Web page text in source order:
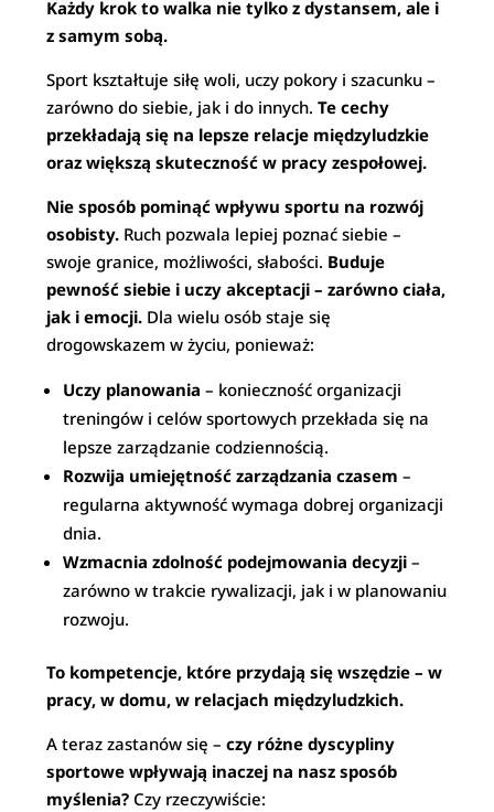
Każdy krok to walka nie tylko z dystansem, ale i
z samym sobą.
Sport kształtuje siłę woli, uczy pokory i szacunku –
zarówno do siebie, jak i do innych.Te cechy
przekładają się na lepsze relacje międzyludzkie
oraz większą skuteczność w pracy zespołowej.
Nie sposób pominąć wpływu sportu na rozwój
osobisty. Ruch pozwala lepiej poznać siebie –
swoje granice, możliwości, słabości. Buduje
pewność siebie i uczy akceptacji – zarówno ciała,
jak i emocji. Dla wielu osób staje się
drogowskazem w życiu, ponieważ:
Uczy planowania – konieczność organizacji
treningów i celów sportowych przekłada się na
lepsze zarządzanie codziennością.
Rozwija umiejętność zarządzania czasem –
regularna aktywność wymaga dobrej organizacji
dnia.
Wzmacnia zdolność podejmowania decyzji –
zarówno w trakcie rywalizacji, jak i w planowaniu
rozwoju.
To kompetencje, które przydają się wszędzie – w
pracy, w domu, w relacjach międzyludzkich.
A teraz zastanów się –czy różne dyscypliny
sportowe wpływają inaczej na nasz sposób
myślenia? Czy rzeczywiście: